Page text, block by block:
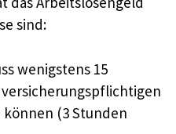
sind:
wenigstens 15
können (3 Stunden